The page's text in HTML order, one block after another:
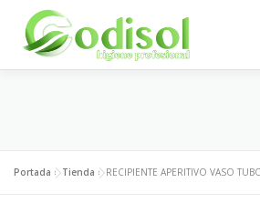
contenido
ÁREA CLIENTES CONTACTO
Portada »Tienda »RECIPIENTE APERITIVO VASO